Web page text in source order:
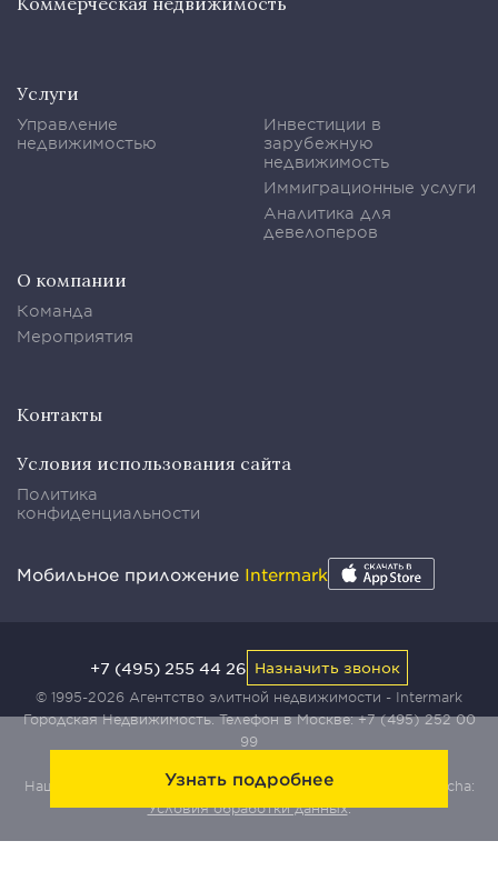
Узнать подробнее
Услуги
Управление
недвижимостью
Инвестиции в
зарубежную
недвижимость
Иммиграционные услуги
Аналитика для
девелоперов
О компании
Команда
Мероприятия
Контакты
Условия использования сайта
Политика
конфиденциальности
Мобильное приложение Intermark
© 1995-2026 Агентство элитной недвижимости - Intermark
Городская Недвижимость. Телефон в Москве:+7 (495) 252 00
99
Наш сайт защищен с помощью сервиса Yandex SmartCaptcha:
Условия обработки данных.
+7 (495) 255 44 26 Назначить звонок